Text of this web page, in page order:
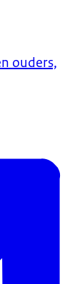
ouders,